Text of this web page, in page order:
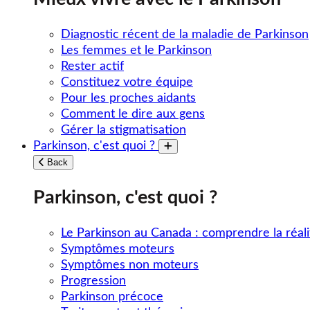
Diagnostic récent de la maladie de Parkinson
Les femmes et le Parkinson
Rester actif
Constituez votre équipe
Pour les proches aidants
Comment le dire aux gens
Gérer la stigmatisation
Parkinson, c'est quoi ?
Toggle submenu
Back
Parkinson, c'est quoi ?
Le Parkinson au Canada : comprendre la
Symptômes moteurs
Symptômes non moteurs
Progression
Parkinson précoce